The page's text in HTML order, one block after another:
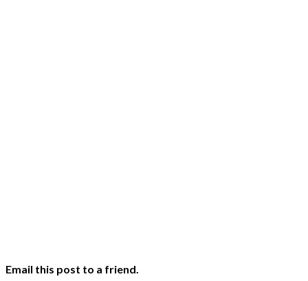
Email this post to a friend.